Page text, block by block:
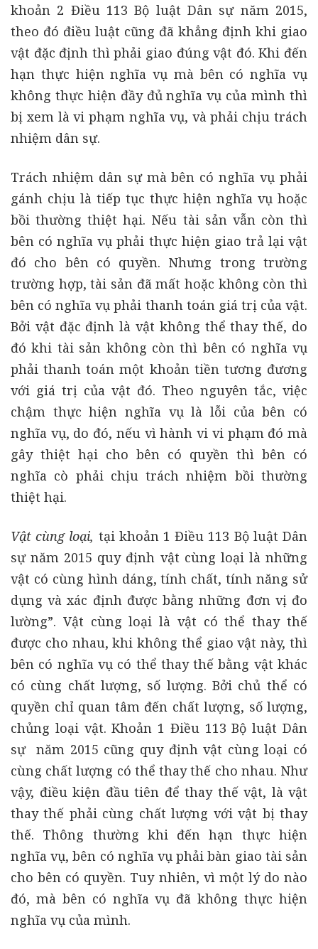
khoản 2 Điều 113 Bộ luật Dân sự năm 2015,
theo đó điều luật cũng đã khẳng định khi giao
vật đặc định thì phải giao đúng vật đó. Khi đến
hạn thực hiện nghĩa vụ mà bên có nghĩa vụ
không thực hiện đầy đủ nghĩa vụ của mình thì
bị xem là vi phạm nghĩa vụ, và phải chịu trách
nhiệm dân sự.
Trách nhiệm dân sự mà bên có nghĩa vụ phải
gánh chịu là tiếp tục thực hiện nghĩa vụ hoặc
bồi thường thiệt hại. Nếu tài sản vẫn còn thì
bên có nghĩa vụ phải thực hiện giao trả lại vật
đó cho bên có quyền. Nhưng trong trường
trường hợp, tài sản đã mất hoặc không còn thì
bên có nghĩa vụ phải thanh toán giá trị của vật.
Bởi vật đặc định là vật không thể thay thế, do
đó khi tài sản không còn thì bên có nghĩa vụ
phải thanh toán một khoản tiền tương đương
với giá trị của vật đó. Theo nguyên tắc, việc
chậm thực hiện nghĩa vụ là lỗi của bên có
nghĩa vụ, do đó, nếu vì hành vi vi phạm đó mà
gây thiệt hại cho bên có quyền thì bên có
nghĩa cò phải chịu trách nhiệm bồi thường
thiệt hại.
Vật cùng loại, tại khoản 1 Điều 113 Bộ luật Dân
sự năm 2015 quy định vật cùng loại là những
vật có cùng hình dáng, tính chất, tính năng sử
dụng và xác định được bằng những đơn vị đo
lường”. Vật cùng loại là vật có thể thay thế
được cho nhau, khi không thể giao vật này, thì
bên có nghĩa vụ có thể thay thế bằng vật khác
có cùng chất lượng, số lượng. Bởi chủ thể có
quyền chỉ quan tâm đến chất lượng, số lượng,
chủng loại vật. Khoản 1 Điều 113 Bộ luật Dân
sự năm 2015 cũng quy định vật cùng loại có
cùng chất lượng có thể thay thế cho nhau. Như
vậy, điều kiện đầu tiên để thay thế vật, là vật
thay thế phải cùng chất lượng với vật bị thay
thế. Thông thường khi đến hạn thực hiện
nghĩa vụ, bên có nghĩa vụ phải bàn giao tài sản
cho bên có quyền. Tuy nhiên, vì một lý do nào
đó, mà bên có nghĩa vụ đã không thực hiện
nghĩa vụ của mình.